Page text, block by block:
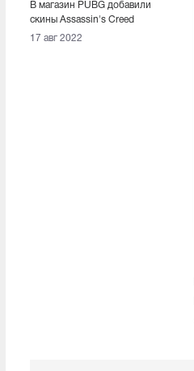
В магазин PUBG добавили
скины Assassin's Creed
17 авг 2022